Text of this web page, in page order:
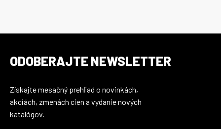
ODOBERAJTE NEWSLETTER
Získajte mesačný prehľad o novinkách,
akciách, zmenách cien a vydanie nových
katalógov.